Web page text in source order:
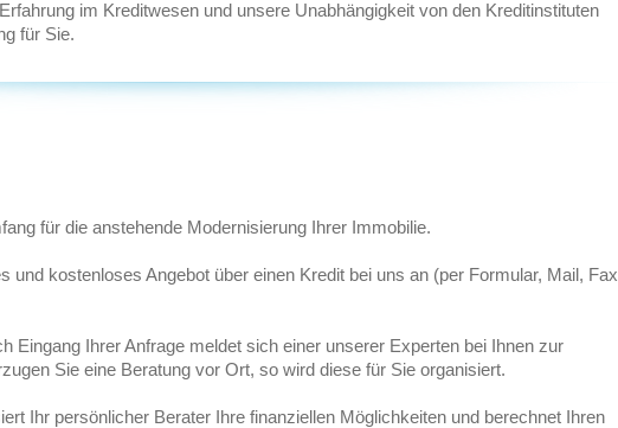
im Kreditwesen und unsere Unabhängigkeit von den Kreditinstituten
für Sie.
für die anstehende Modernisierung Ihrer Immobilie.
und kostenloses Angebot über einen Kredit bei uns an (per Formular, Mail, Fax
Eingang Ihrer Anfrage meldet sich einer unserer Experten bei Ihnen zur
Sie eine Beratung vor Ort, so wird diese für Sie organisiert.
Ihr persönlicher Berater Ihre finanziellen Möglichkeiten und berechnet Ihren